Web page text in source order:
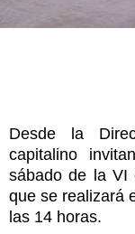
Desde la
capitalino
sábado de la VI
que se realizará
las 14 horas.